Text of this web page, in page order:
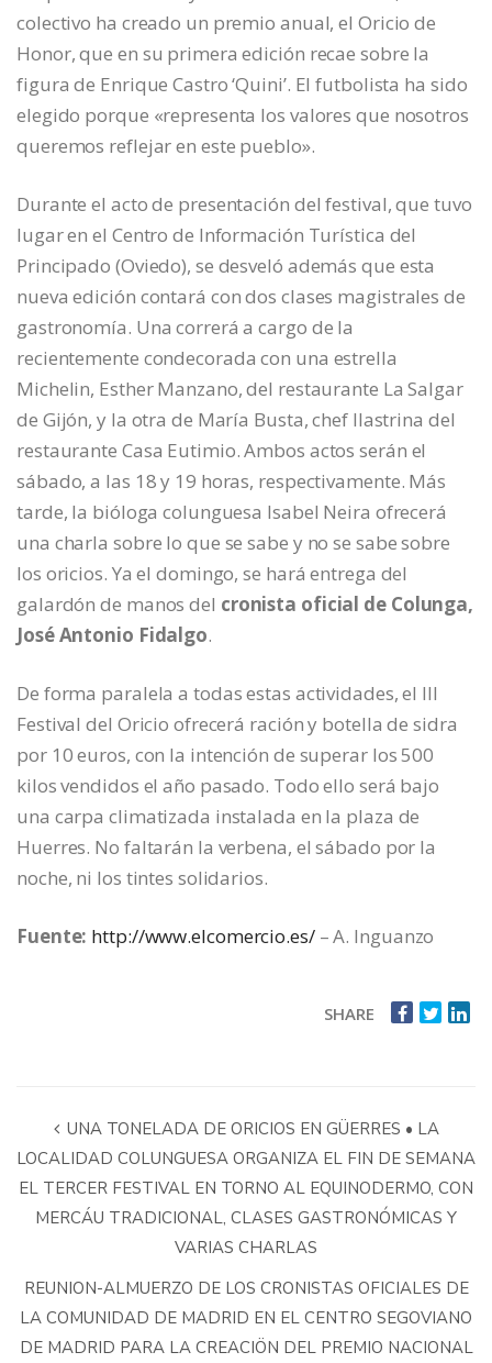
colectivo ha creado un premio anual, el Oricio de
Honor, que en su primera edición recae sobre la
figura de Enrique Castro ‘Quini’. El futbolista ha sido
elegido porque «representa los valores que nosotros
queremos reflejar en este pueblo».
Durante el acto de presentación del festival, que tuvo
lugar en el Centro de Información Turística del
Principado (Oviedo), se desveló además que esta
nueva edición contará con dos clases magistrales de
gastronomía. Una correrá a cargo de la
recientemente condecorada con una estrella
Michelin, Esther Manzano, del restaurante La Salgar
de Gijón, y la otra de María Busta, chef llastrina del
restaurante Casa Eutimio. Ambos actos serán el
sábado, a las 18 y 19 horas, respectivamente. Más
tarde, la bióloga colunguesa Isabel Neira ofrecerá
una charla sobre lo que se sabe y no se sabe sobre
los oricios. Ya el domingo, se hará entrega del
galardón de manos del cronista oficial de Colunga,
José Antonio Fidalgo.
De forma paralela a todas estas actividades, el III
Festival del Oricio ofrecerá ración y botella de sidra
por 10 euros, con la intención de superar los 500
kilos vendidos el año pasado. Todo ello será bajo
una carpa climatizada instalada en la plaza de
Huerres. No faltarán la verbena, el sábado por la
noche, ni los tintes solidarios.
Fuente: http://www.elcomercio.es/– A. Inguanzo
SHARE
UNA TONELADA DE ORICIOS EN GÜERRES • LA
LOCALIDAD COLUNGUESA ORGANIZA EL FIN DE SEMANA
EL TERCER FESTIVAL EN TORNO AL EQUINODERMO, CON
MERCÁU TRADICIONAL, CLASES GASTRONÓMICAS Y
VARIAS CHARLAS
REUNION-ALMUERZO DE LOS CRONISTAS OFICIALES DE
LA COMUNIDAD DE MADRID EN EL CENTRO SEGOVIANO
DE MADRID PARA LA CREACIÖN DEL PREMIO NACIONAL